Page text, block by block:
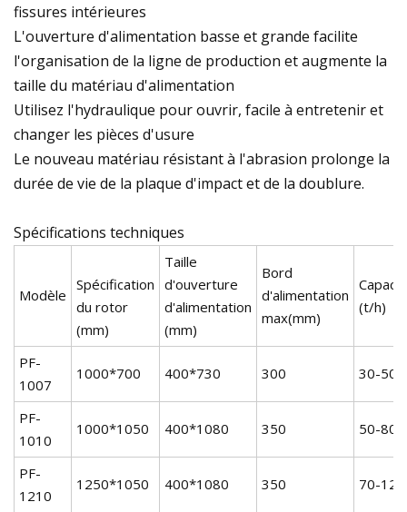
fissures intérieures
L'ouverture d'alimentation basse et grande facilite
l'organisation de la ligne de production et augmente la
taille du matériau d'alimentation
Utilisez l'hydraulique pour ouvrir, facile à entretenir et
changer les pièces d'usure
Le nouveau matériau résistant à l'abrasion prolonge la
durée de vie de la plaque d'impact et de la doublure.
Spécifications techniques
Modèle
Spécification
du rotor
(mm)
Taille
d'ouverture
d'alimentation
(mm)
Bord
d'alimentation
max(mm)
(t/h)
PF-
1007
1000*700 400*730 300 30-50
PF-
1010
1000*1050 400*1080 350 50-80
PF-
1210
1250*1050 400*1080 350 70-120